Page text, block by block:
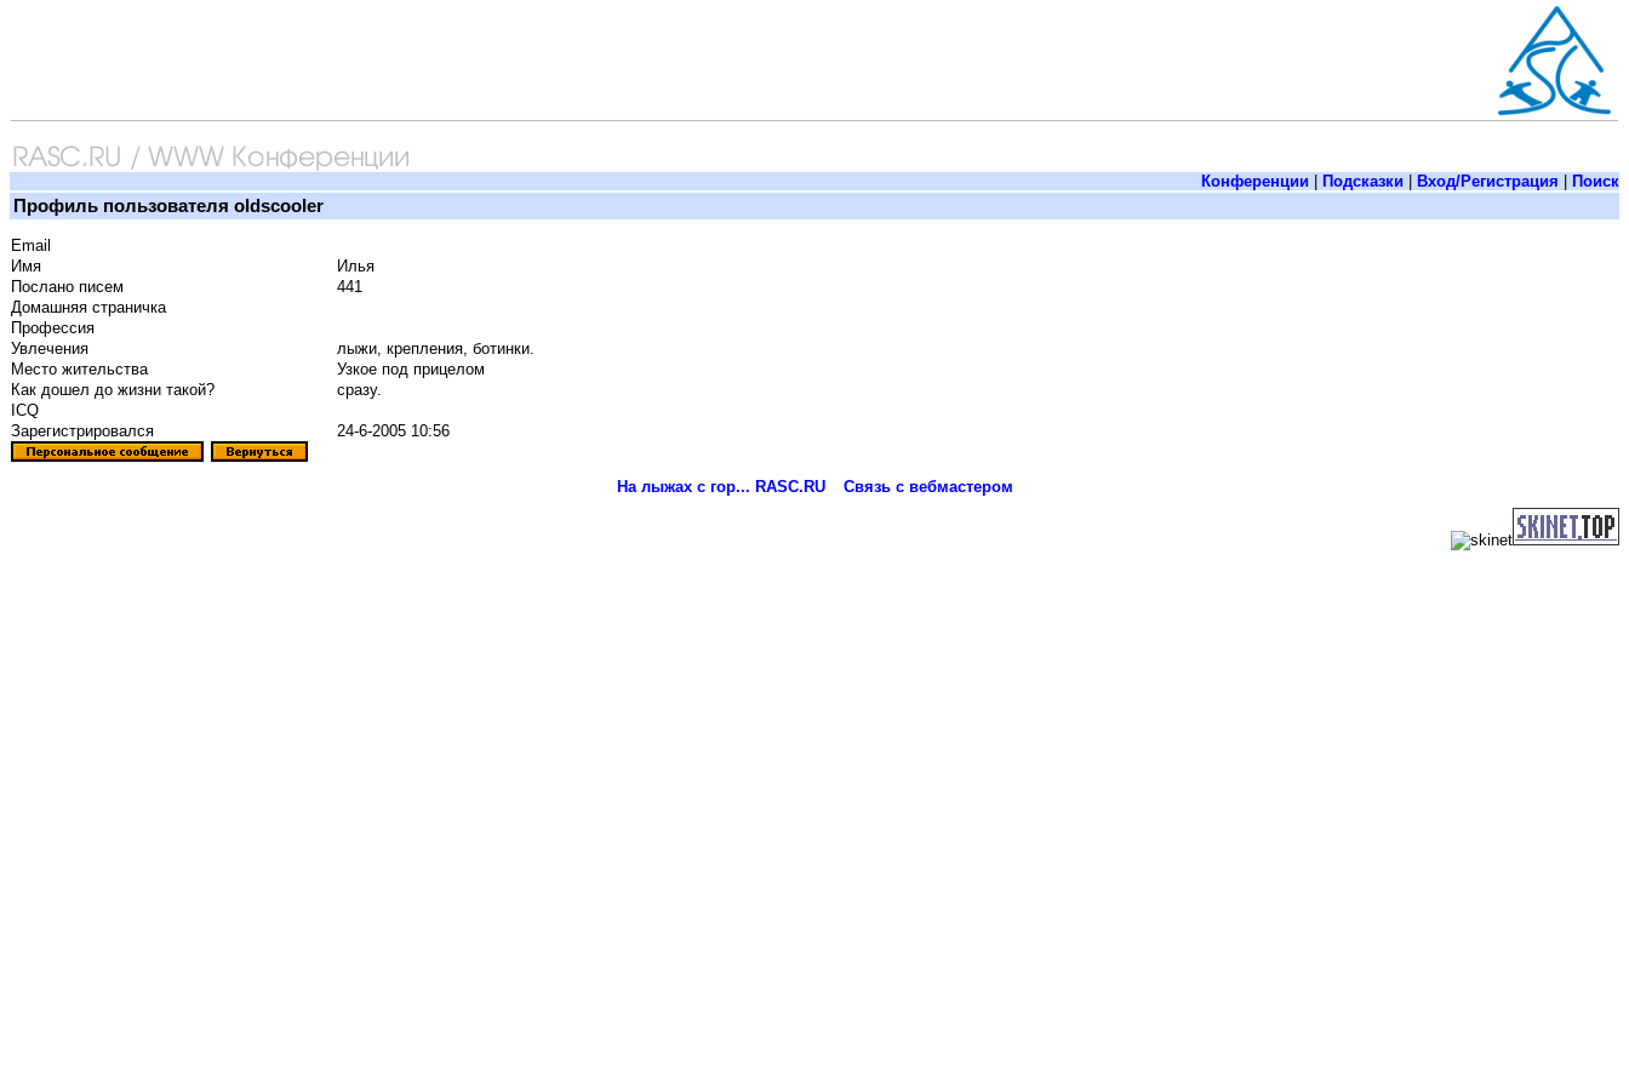
Конференции Подсказки Вход/Регистрация Поиск
Профиль пользователя oldscooler
Email
Имя
Илья
Послано писем
441
Домашняя страничка
Профессия
Увлечения
лыжи, крепления, ботинки.
Место жительства
Узкое под прицелом
Как дошел до жизни такой?
сразу.
ICQ
Зарегистрировался
24-6-2005 10:56
На лыжах с гор... RASC.RU Связь с вебмастером